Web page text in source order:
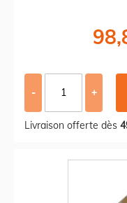
- +
Livraison offerte dès